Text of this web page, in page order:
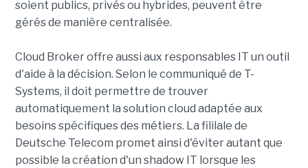
soient publics, privés ou hybrides, peuvent être
gérés de manière centralisée.
Cloud Broker offre aussi aux responsables IT un outil
d'aide à la décision. Selon le communiqué de T-
Systems, il doit permettre de trouver
automatiquement la solution cloud adaptée aux
besoins spécifiques des métiers. La fililale de
Deutsche Telecom promet ainsi d'éviter autant que
possible la création d'un shadow IT lorsque les